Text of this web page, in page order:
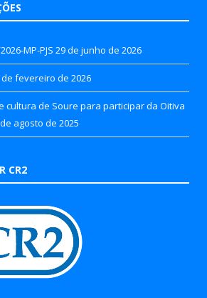
MP-PJS 29 de junho de 2026
de fevereiro de 2026
cultura de Soure para participar da Oitiva
agosto de 2025
CR2